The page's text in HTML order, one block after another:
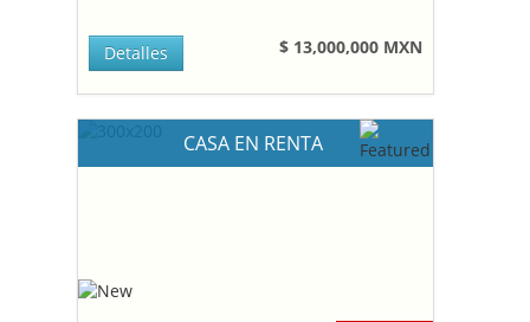
$ 13,000,000 MXN
Detalles
CASA EN RENTA